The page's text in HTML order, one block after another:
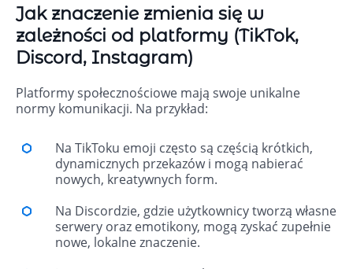
Jak znaczenie zmienia się w
zależności od platformy (TikTok,
Discord, Instagram)
Platformy społecznościowe mają swoje unikalne
normy komunikacji. Na przykład:
Na TikToku emoji często są częścią krótkich,
dynamicznych przekazów i mogą nabierać
nowych, kreatywnych form.
Na Discordzie, gdzie użytkownicy tworzą własne
serwery oraz emotikony, mogą zyskać zupełnie
nowe, lokalne znaczenie.